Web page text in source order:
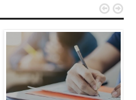
 